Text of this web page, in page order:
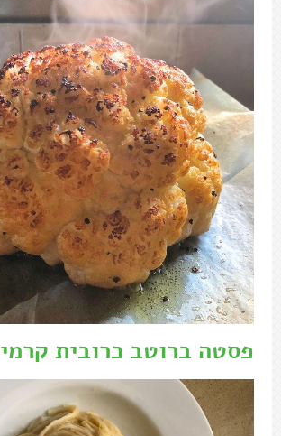
פסטה ברוטב כרובית קרמי